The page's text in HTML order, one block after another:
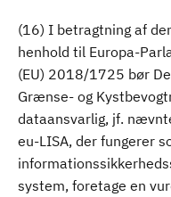
(16) I betragtning af
henhold til Europa-
(EU) 2018/1725 bør
Grænse- og
dataansvarlig, jf.
eu-LISA, der fungerer
system, foretage en